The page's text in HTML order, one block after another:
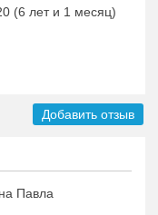
(6 лет и 1 месяц)
Добавить отзыв
Павла